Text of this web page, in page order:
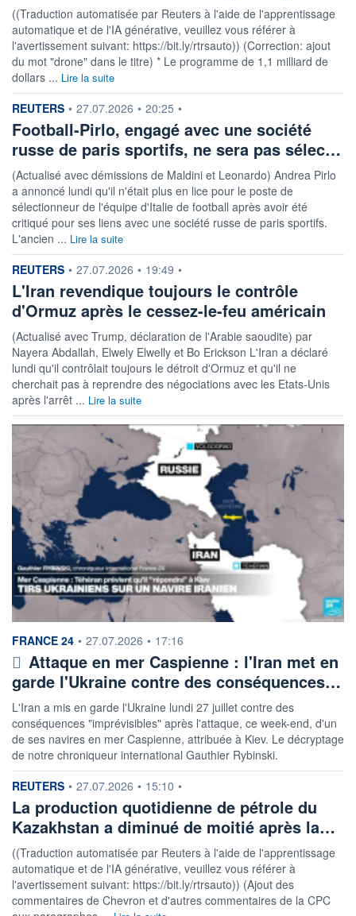
((Traduction automatisée par Reuters à l'aide de l'apprentissage
automatique et de l'IA générative, veuillez vous référer à
l'avertissement suivant: https://bit.ly/rtrsauto)) (Correction: ajout
du mot "drone" dans le titre) * Le programme de 1,1 milliard de
dollars ... Lire la suite
information fournie par
REUTERS • 27.07.2026 • 20:25 •
Football-Pirlo, engagé avec une société
russe de paris sportifs, ne sera pas sélec…
(Actualisé avec démissions de Maldini et Leonardo) Andrea Pirlo
a annoncé lundi qu'il n'était plus en lice pour le poste de
sélectionneur de l'équipe d'Italie de football après avoir été
critiqué pour ses liens avec une société russe de paris sportifs.
L'ancien ... Lire la suite
information fournie par
REUTERS • 27.07.2026 • 19:49 •
L'Iran revendique toujours le contrôle
d'Ormuz après le cessez-le-feu américain
(Actualisé avec Trump, déclaration de l'Arabie saoudite) par
Nayera Abdallah, Elwely Elwelly et Bo Erickson L'Iran a déclaré
lundi qu'il contrôlait toujours le détroit d'Ormuz et qu'il ne
cherchait pas à reprendre des négociations avec les Etats-Unis
après l'arrêt ... Lire la suite
information fournie par
FRANCE 24 • 27.07.2026 • 17:16
Attaque en mer Caspienne : l'Iran met en
garde l'Ukraine contre des conséquences…
L'Iran a mis en garde l'Ukraine lundi 27 juillet contre des
conséquences "imprévisibles" après l'attaque, ce week-end, d'un
de ses navires en mer Caspienne, attribuée à Kiev. Le décryptage
de notre chroniqueur international Gauthier Rybinski.
information fournie par
REUTERS • 27.07.2026 • 15:10 •
La production quotidienne de pétrole du
Kazakhstan a diminué de moitié après la…
((Traduction automatisée par Reuters à l'aide de l'apprentissage
automatique et de l'IA générative, veuillez vous référer à
l'avertissement suivant: https://bit.ly/rtrsauto)) (Ajout des
commentaires de Chevron et d'autres commentaires de la CPC